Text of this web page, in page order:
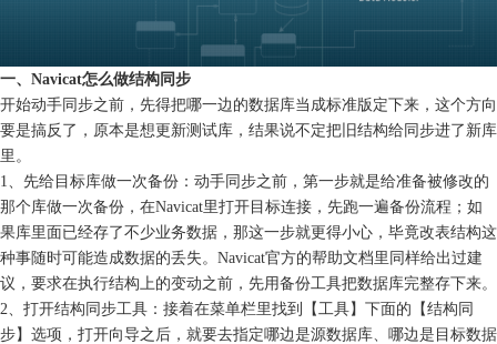
一、Navicat怎么做结构同步
开始动手同步之前，先得把哪一边的数据库当成标准版定下来，这个方向
要是搞反了，原本是想更新测试库，结果说不定把旧结构给同步进了新库
里。
1、先给目标库做一次备份：动手同步之前，第一步就是给准备被修改的
那个库做一次备份，在Navicat里打开目标连接，先跑一遍备份流程；如
果库里面已经存了不少业务数据，那这一步就更得小心，毕竟改表结构这
种事随时可能造成数据的丢失。Navicat官方的帮助文档里同样给出过建
议，要求在执行结构上的变动之前，先用备份工具把数据库完整存下来。
2、打开结构同步工具：接着在菜单栏里找到【工具】下面的【结构同
步】选项，打开向导之后，就要去指定哪边是源数据库、哪边是目标数据